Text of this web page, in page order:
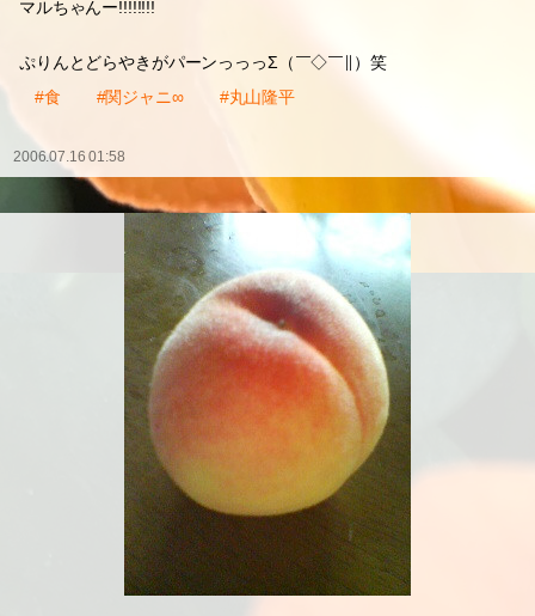
マルちゃんー!!!!!!!!
ぷりんとどらやきがパーンっっっΣ（￣◇￣∥）笑
#食
#関ジャニ∞ #丸山隆平
2006.07.16 01:58